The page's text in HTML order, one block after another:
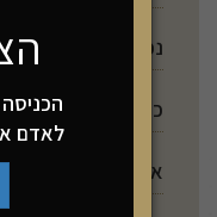
נפח
כשרות
אלכוהול
לאדם אשר